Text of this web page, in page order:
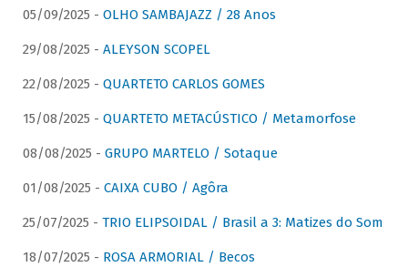
05/09/2025 - OLHO SAMBAJAZZ / 28 Anos
29/08/2025 - ALEYSON SCOPEL
22/08/2025 - QUARTETO CARLOS GOMES
15/08/2025 - QUARTETO METACÚSTICO / Metamorfose
08/08/2025 - GRUPO MARTELO / Sotaque
01/08/2025 - CAIXA CUBO / Agôra
25/07/2025 - TRIO ELIPSOIDAL / Brasil a 3: Matizes do Som
18/07/2025 - ROSA ARMORIAL / Becos